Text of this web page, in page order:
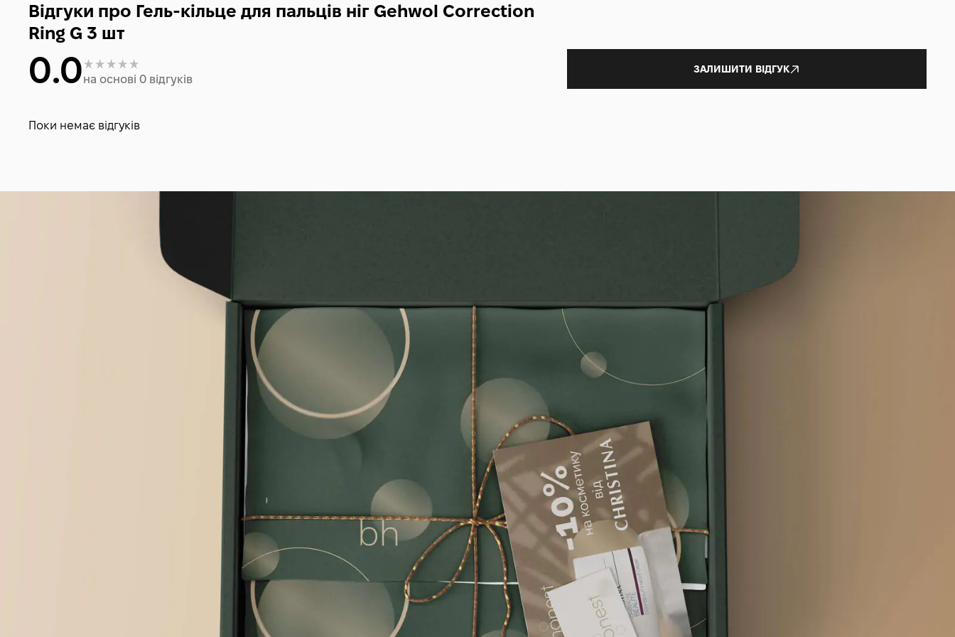
Відгуки про Гель-кільце для пальців ніг Gehwol Correction
Ring G 3 шт
0.0на основі 0 відгуків
ЗАЛИШИТИ ВІДГУК
Поки немає відгуків